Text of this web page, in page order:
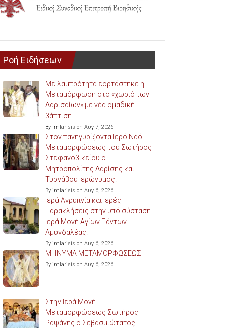
Ροή Ειδήσεων
Με λαμπρότητα εορτάστηκε η
Μεταμόρφωση στο «χωριό των
Λαρισαίων» με νέα ομαδική
βάπτιση.
By imlarisis on Αυγ 7, 2026
Στον πανηγυρίζοντα Ιερό Ναό
Μεταμορφώσεως του Σωτήρος
Στεφανοβικείου ο
Μητροπολίτης Λαρίσης και
Τυρνάβου Ιερώνυμος.
By imlarisis on Αυγ 6, 2026
Ιερά Αγρυπνία και Ιερές
Παρακλήσεις στην υπό σύσταση
Ιερά Μονή Αγίων Πάντων
Αμυγδαλέας.
By imlarisis on Αυγ 6, 2026
ΜΗΝΥΜΑ ΜΕΤΑΜΟΡΦΩΣΕΩΣ
By imlarisis on Αυγ 6, 2026
Στην Ιερά Μονή
Μεταμορφώσεως Σωτήρος
Ραψάνης ο Σεβασμιώτατος.